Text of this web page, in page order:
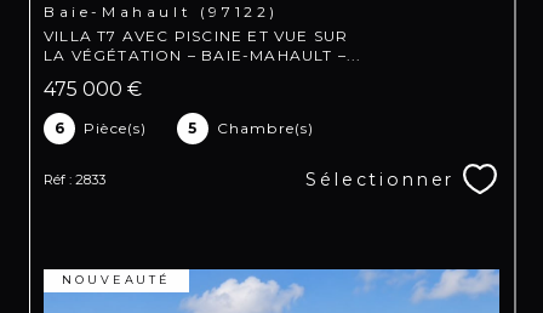
Baie-Mahault (97122)
VILLA T7 AVEC PISCINE ET VUE SUR
LA VÉGÉTATION – BAIE-MAHAULT –...
475 000 €
6 Pièce(s) 5 Chambre(s)
Réf : 2833 Sélectionner
NOUVEAUTÉ